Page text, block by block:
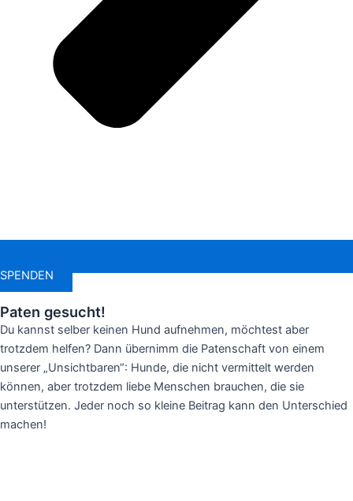
SPENDEN
Paten gesucht!
Du kannst selber keinen Hund aufnehmen, möchtest aber
trotzdem helfen? Dann übernimm die Patenschaft von einem
unserer „Unsichtbaren“: Hunde, die nicht vermittelt werden
können, aber trotzdem liebe Menschen brauchen, die sie
unterstützen. Jeder noch so kleine Beitrag kann den Unterschied
machen!